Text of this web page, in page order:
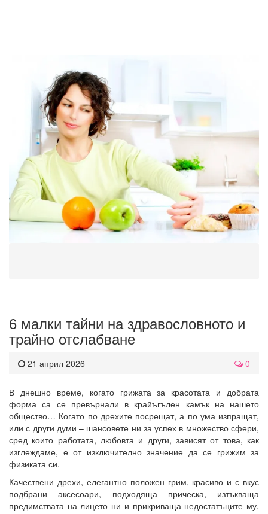
6 малки тайни на здравословното и
трайно отслабване
21 април 2026 0
В днешно време, когато грижата за красотата и добрата
форма са се превърнали в крайъгълен камък на нашето
общество… Когато по дрехите посрещат, а по ума изпращат,
или с други думи – шансовете ни за успех в множество сфери,
сред които работата, любовта и други, зависят от това, как
изглеждаме, е от изключително значение да се грижим за
физиката си.
Качествени дрехи, елегантно положен грим, красиво и с вкус
подбрани аксесоари, подходяща прическа, изтъкваща
предимствата на лицето ни и прикриваща недостатъците му,